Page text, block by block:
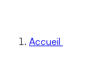
Accueil